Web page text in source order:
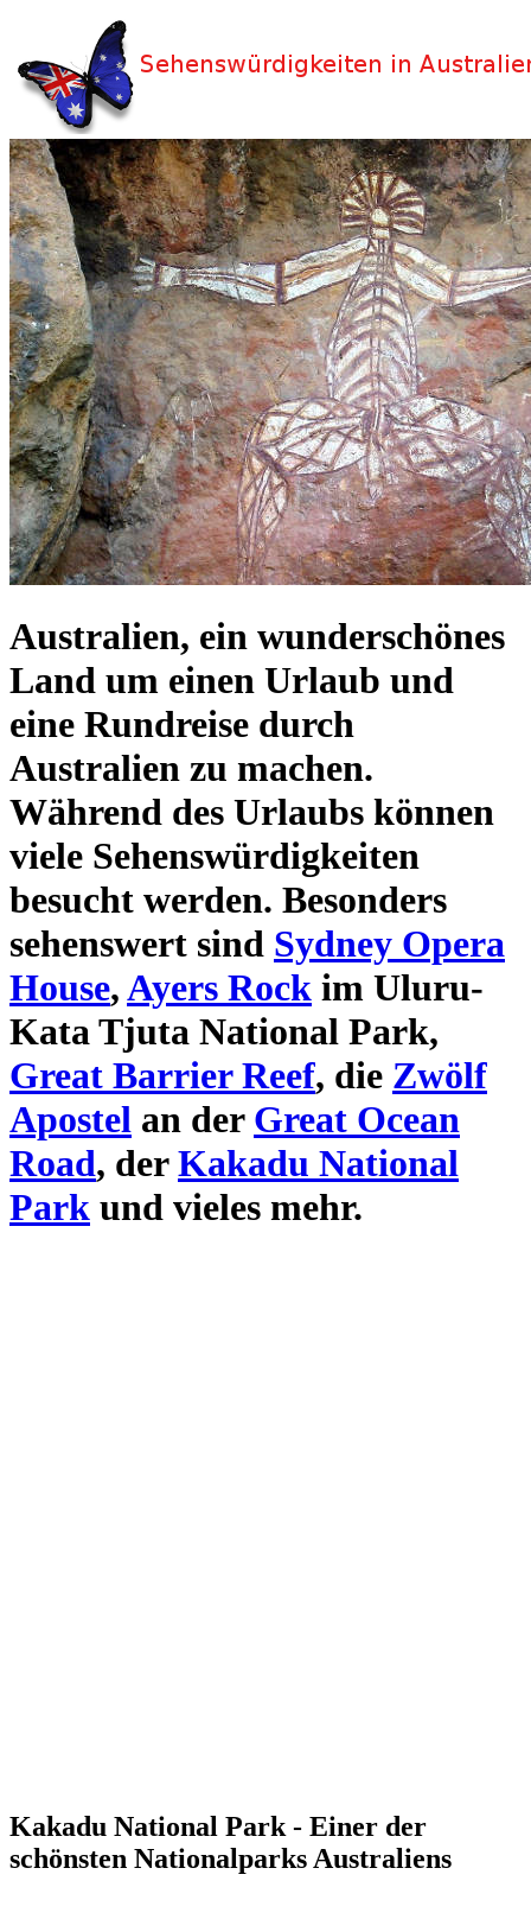
Australien, ein wunderschönes
Land um einen Urlaub und
eine Rundreise durch
Australien zu machen.
Während des Urlaubs können
viele Sehenswürdigkeiten
besucht werden. Besonders
sehenswert sind Sydney Opera
House,Ayers Rock im Uluru-
Kata Tjuta National Park,
Great Barrier Reef, die Zwölf
Apostel an der Great Ocean
Road, derKakadu National
Park und vieles mehr.
Kakadu National Park - Einer der
schönsten Nationalparks Australiens